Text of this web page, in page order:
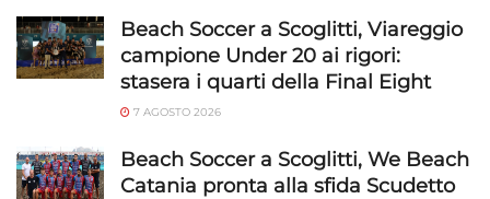
Beach Soccer a Scoglitti, Viareggio
campione Under 20 ai rigori:
stasera i quarti della Final Eight
7 AGOSTO 2026
Beach Soccer a Scoglitti, We Beach
Catania pronta alla sfida Scudetto